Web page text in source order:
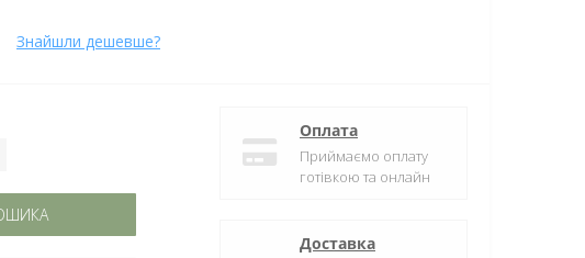
Знайшли дешевше?
Оплата
Приймаємо оплату
готівкою та онлайн
Доставка